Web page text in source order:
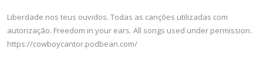
Liberdade nos teus ouvidos. Todas as canções utilizadas com
autorização. Freedom in your ears. All songs used under permission.
https://cowboycantor.podbean.com/